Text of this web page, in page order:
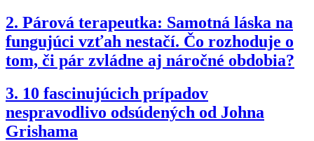
2. Párová terapeutka: Samotná láska na
fungujúci vzťah nestačí. Čo rozhoduje o
tom, či pár zvládne aj náročné obdobia?
3. 10 fascinujúcich prípadov
nespravodlivo odsúdených od Johna
Grishama